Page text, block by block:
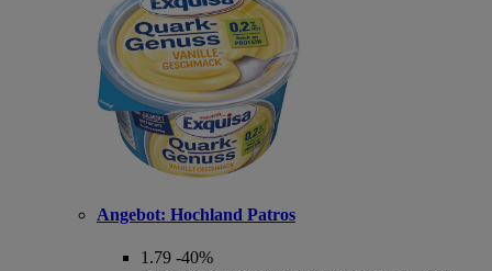
Angebot: Hochland Patros
1.79 -40%